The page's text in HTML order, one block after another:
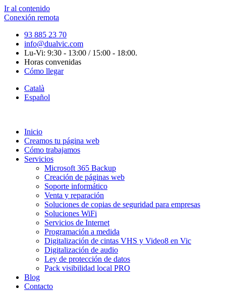
Ir al contenido
Conexión remota
93 885 23 70
info@dualvic.com
Lu-Vi: 9:30 - 13:00 / 15:00 - 18:00.
Horas convenidas
Cómo llegar
Català
Español
Inicio
Creamos tu página web
Cómo trabajamos
Servicios
Microsoft 365 Backup
Creación de páginas web
Soporte informático
Venta y reparación
Soluciones de copias de seguridad para empresas
Soluciones WiFi
Servicios de Internet
Programación a medida
Digitalización de cintas VHS y Video8 en Vic
Digitalización de audio
Ley de protección de datos
Pack visibilidad local PRO
Blog
Contacto